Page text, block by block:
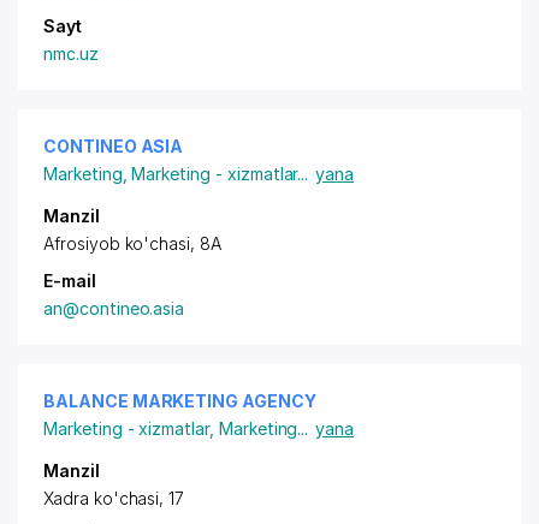
Sayt
nmc.uz
CONTINEO ASIA
Marketing ,Marketing - xizmatlar... yana
Manzil
Afrosiyob ko'chasi, 8A
E-mail
an@contineo.asia
BALANCE MARKETING AGENCY
Marketing - xizmatlar, Marketing... yana
Manzil
Xadra ko'chasi, 17